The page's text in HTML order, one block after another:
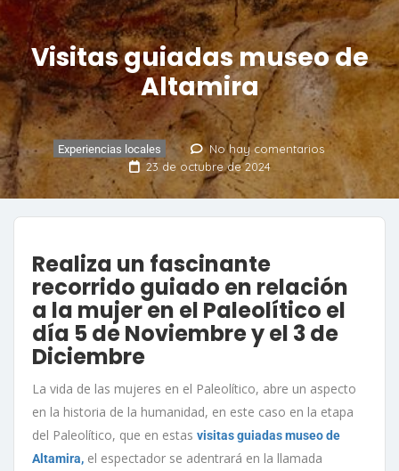
Visitas guiadas museo de
Altamira
Experiencias locales
No hay comentarios
23 de octubre de 2024
Realiza un fascinante
recorrido guiado en relación
a la mujer en el Paleolítico el
día 5 de Noviembre y el 3 de
Diciembre
La vida de las mujeres en el Paleolítico, abre un aspecto
en la historia de la humanidad, en este caso en la etapa
del Paleolítico, que en estas visitas guiadas museo de
Altamira, el espectador se adentrará en la llamada